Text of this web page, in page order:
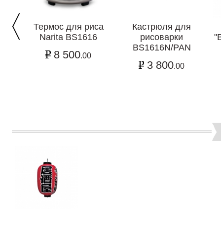
Термос для риса
Narita BS1616
8 500.00
Кастрюля для
рисоварки
BS1616N/PAN
3 800.00